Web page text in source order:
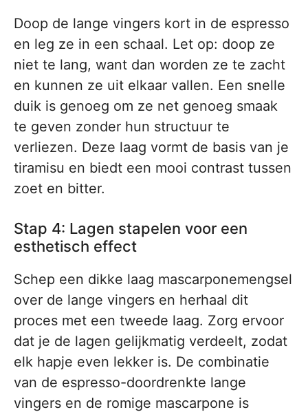
Doop de lange vingers kort in de espresso
en leg ze in een schaal. Let op: doop ze
niet te lang, want dan worden ze te zacht
en kunnen ze uit elkaar vallen. Een snelle
duik is genoeg om ze net genoeg smaak
te geven zonder hun structuur te
verliezen. Deze laag vormt de basis van je
tiramisu en biedt een mooi contrast tussen
zoet en bitter.
Stap 4: Lagen stapelen voor een
esthetisch effect
Schep een dikke laag mascarponemengsel
over de lange vingers en herhaal dit
proces met een tweede laag. Zorg ervoor
dat je de lagen gelijkmatig verdeelt, zodat
elk hapje even lekker is. De combinatie
van de espresso-doordrenkte lange
vingers en de romige mascarpone is